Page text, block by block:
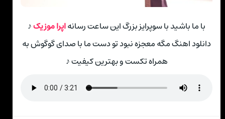
با ما باشید با سوپرایز بزرگ این ساعت رسانهاپرا موزیک♪
دانلود اهنگ مگه معجزه نبود تو دست ما با صدای گوگوش به
همراه تکست و بهترین کیفیت ♪